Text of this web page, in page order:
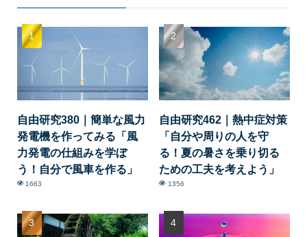
自由研究380｜簡単な風力
発電機を作ってみる「風
力発電の仕組みを学ぼ
う！自分で風車を作る」
1663
自由研究462｜熱中症対策
「自分や周りの人を守
る！夏の暑さを乗り切る
ための工夫を考えよう」
1356